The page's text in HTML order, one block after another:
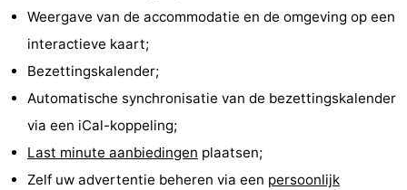
doen
Monumenten
Kerken
Weergave van de accommodatie en de omgeving op een
interactieve kaart;
Bezettingskalender;
Automatische synchronisatie van de bezettingskalender
via een iCal-koppeling;
Last minute aanbiedingen plaatsen;
Zelf uw advertentie beheren via een persoonlijk